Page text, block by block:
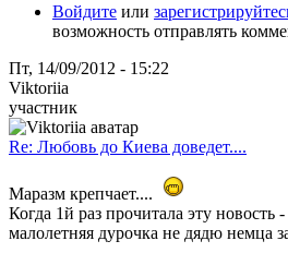
Войдите или
возможность отправлять
Пт, 14/09/2012 - 15:22
Viktoriia
участник
Re: Любовь до Киева доведет....
Мaразм крепчает....
Когда 1й раз прочитала эту новость
малолетняя дурочка не дядю немца